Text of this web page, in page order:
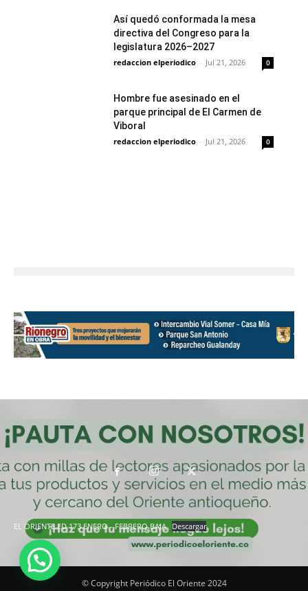
Así quedó conformada la mesa
directiva del Congreso para la
legislatura 2026–2027
redaccion elperiodico - Jul 21, 2026 0
Hombre fue asesinado en el
parque principal de El Carmen de
Viboral
redaccion elperiodico - Jul 21, 2026 0
EL ORIENTE ED 173 ENERO - FEBRERO BAJA Descargar
© Copyright Periódico El Oriente 2024